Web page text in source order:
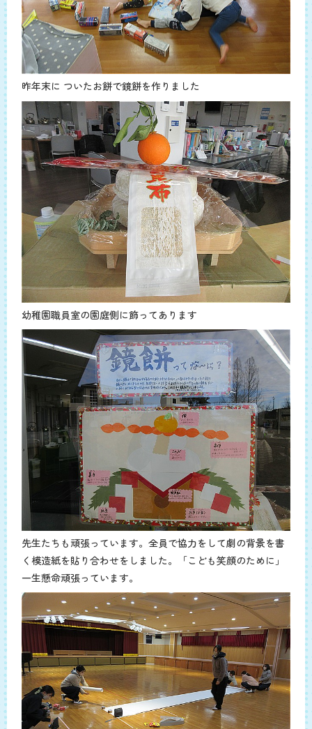
昨年末に ついたお餅で鏡餅を作りました
幼稚園職員室の園庭側に飾ってあります
先生たちも頑張っています。全員で協力をして劇の背景を書
く模造紙を貼り合わせをしました。「こども笑顔のために」
一生懸命頑張っています。